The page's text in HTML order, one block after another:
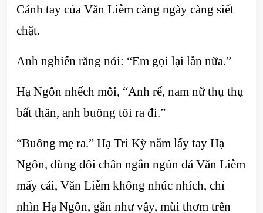
Cánh tay của Văn Liễm càng ngày càng siết
chặt.
Anh nghiến răng nói: “Em gọi lại lần nữa.”
Hạ Ngôn nhếch môi, “Anh rể, nam nữ thụ thụ
bất thân, anh buông tôi ra đi.”
“Buông mẹ ra.” Hạ Tri Kỳ nắm lấy tay Hạ
Ngôn, dùng đôi chân ngắn ngủn đá Văn Liễm
mấy cái, Văn Liễm không nhúc nhích, chỉ
nhìn Hạ Ngôn, gần như vậy, mùi thơm trên